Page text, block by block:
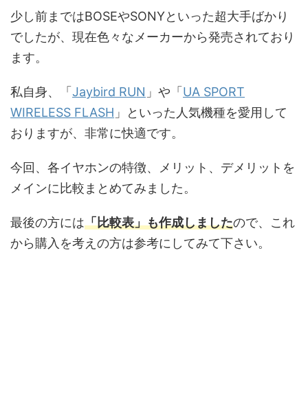
少し前まではBOSEやSONYといった超大手ばかり
でしたが、現在色々なメーカーから発売されており
ます。
私自身、「Jaybird RUN 」や「UA SPORT
WIRELESS FLASH 」といった人気機種を愛用して
おりますが、非常に快適です。
今回、各イヤホンの特徴、メリット、デメリットを
メインに比較まとめてみました。
最後の方には「比較表」も作成しましたので、これ
から購入を考えの方は参考にしてみて下さい。